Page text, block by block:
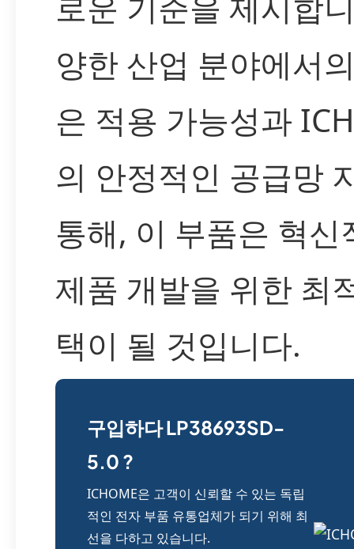
양한 산업 분야에서
은 적용 가능성과
의 안정적인 공급망
통해, 이 부품은 혁신
제품 개발을 위한 최
택이 될 것입니다.
구입하다 LP38693SD-
5.0 ?
ICHOME은 고객이 신뢰할 수 있는 독립
적인 전자 부품 유통업체가 되기 위해 최
선을 다하고 있습니다.